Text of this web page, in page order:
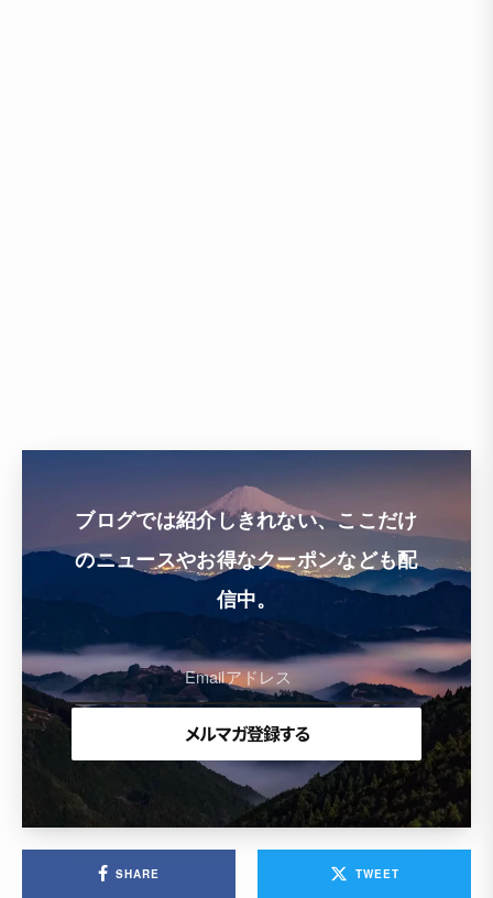
ブログでは紹介しきれない、ここだけ
のニュースやお得なクーポンなども配
信中。
SHARE TWEET